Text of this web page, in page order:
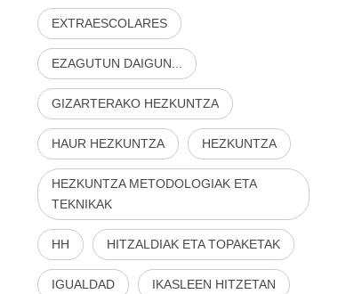
EXTRAESCOLARES
EZAGUTUN DAIGUN...
GIZARTERAKO HEZKUNTZA
HAUR HEZKUNTZA HEZKUNTZA
HEZKUNTZA METODOLOGIAK ETA
TEKNIKAK
HH HITZALDIAK ETA TOPAKETAK
IGUALDAD IKASLEEN HITZETAN